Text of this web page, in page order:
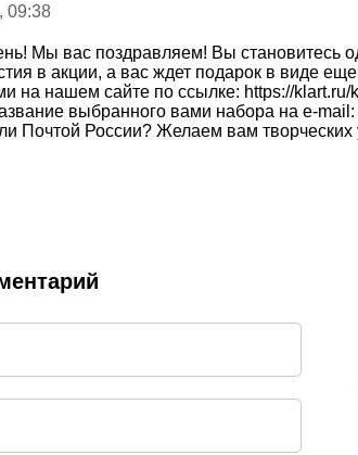
09:38
Мы вас поздравляем! Вы становитесь
в акции, а вас ждет подарок в виде
на нашем сайте по ссылке: https://
выбранного вами набора на e-
Почтой России? Желаем вам творческих